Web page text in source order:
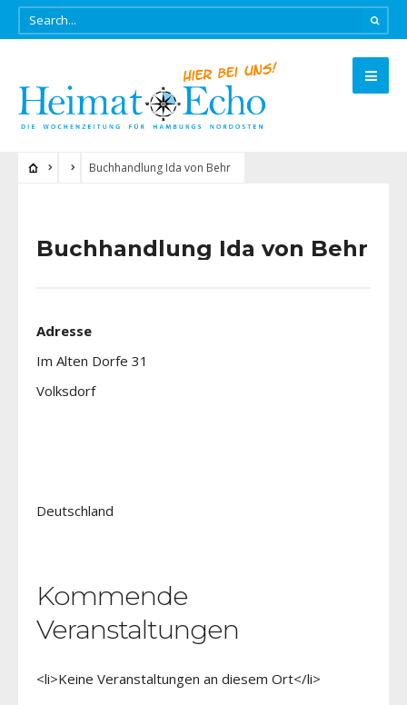
Buchhandlung Ida von Behr
Buchhandlung Ida von Behr
Adresse
Im Alten Dorfe 31
Volksdorf
Deutschland
Kommende
Veranstaltungen
<li>Keine Veranstaltungen an diesem Ort</li>